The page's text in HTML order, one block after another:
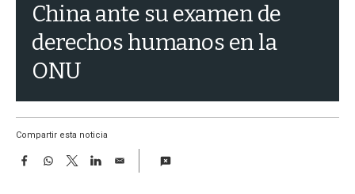
China ante su examen de
derechos humanos en la
ONU
Compartir esta noticia
F
W
T
w
L
E